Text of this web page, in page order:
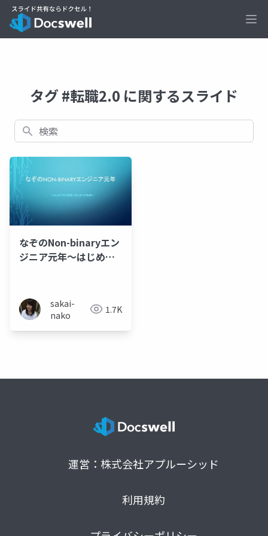
タグ #転職2.0 に関するスライド
検索
なぞのNon-binaryエン
ジニア元年～はじめて
sakai-
nako
1.7K
運営：株式会社アプルーシッド
利用規約